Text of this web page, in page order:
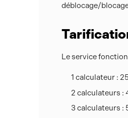
déblocage/
Le service
1 calculateur :
2 calculateurs :
3 calculateurs :